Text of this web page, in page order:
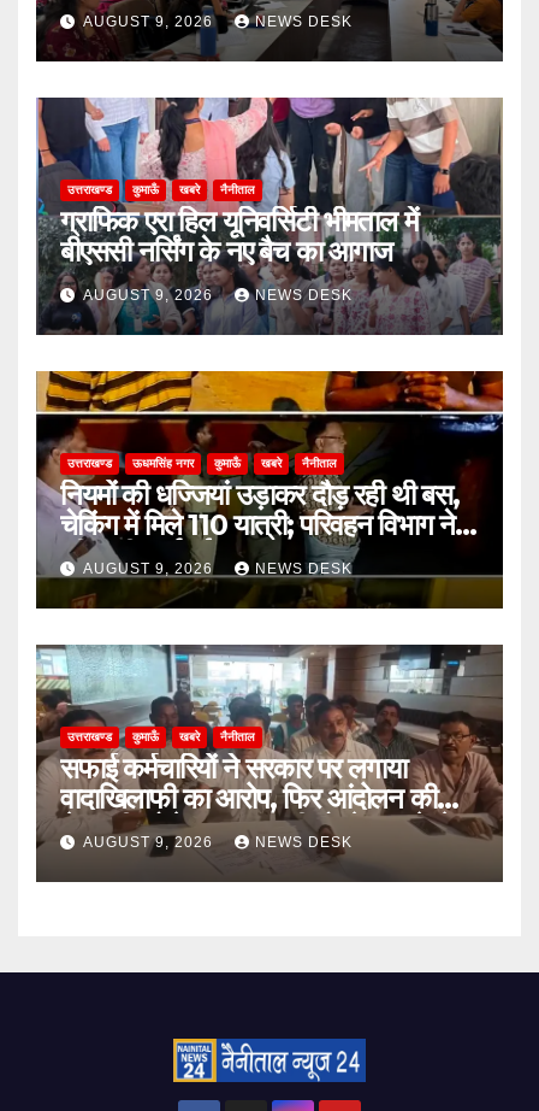
AUGUST 9, 2026 NEWS DESK
उत्तराखण्ड कुमाऊँ खबरे नैनीताल
ग्राफिक एरा हिल यूनिवर्सिटी भीमताल में
बीएससी नर्सिंग के नए बैच का आगाज
AUGUST 9, 2026 NEWS DESK
उत्तराखण्ड ऊधमसिंह नगर कुमाऊँ खबरे नैनीताल
नियमों की धज्जियां उड़ाकर दौड़ रही थी बस,
चेकिंग में मिले 110 यात्री; परिवहन विभाग ने
की कड़ी कार्रवाई
AUGUST 9, 2026 NEWS DESK
उत्तराखण्ड कुमाऊँ खबरे नैनीताल
सफाई कर्मचारियों ने सरकार पर लगाया
वादाखिलाफी का आरोप, फिर आंदोलन की
चेतावनी; बोले- जरूरत पड़ी तो जेल जाने से
भी नहीं हटेंगे पीछे
AUGUST 9, 2026 NEWS DESK